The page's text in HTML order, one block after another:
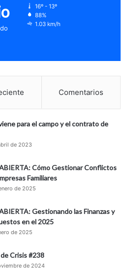
16º - 13º
88%
1.03 km/h
Comentarios
para el campo y el contrato de
de 2023
Cómo Gestionar Conflictos
Familiares
de 2025
Gestionando las Finanzas y
en el 2025
de 2025
Crisis #238
de 2024